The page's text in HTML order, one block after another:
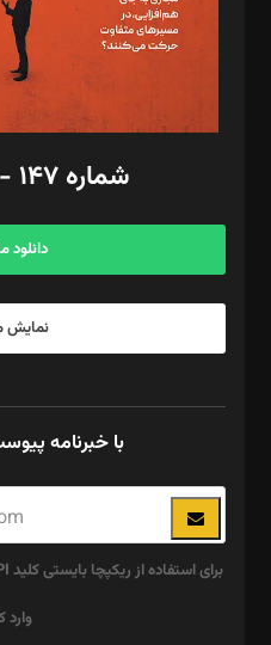
فیلمبرداری و عکاسی: امیر شفیعی،
گرافیک و صفحه‌آرایی: سید‌سبحان‌علی
مد‌یر توسعه تجاری: کامبیز برید‌
امور مالی: شاپور رهبری، محمد‌
آگهی و مشترکین: ۰۹۱۹۹۹۹۰۴۵۴
شماره ۱۴۷ - مرداد ۱۴۰۵
دانلود
نمایش
با خبرنامه
وارد